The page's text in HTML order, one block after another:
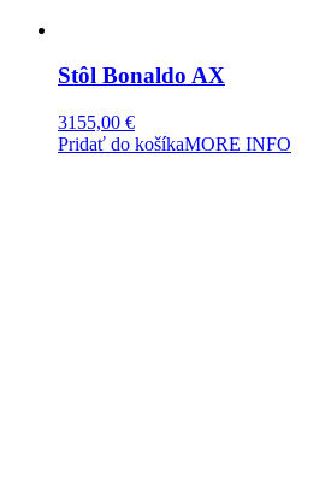
Stôl Bonaldo AX
3155,00 €
Pridať do košíkaMORE INFO